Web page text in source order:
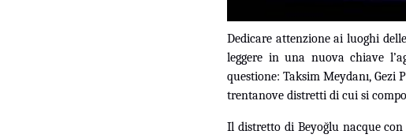
Dedicare attenzione ai luoghi
leggere in una nuova chiave
questione: Taksim Meydanı, Gezi
trentanove distretti di cui si
Il distretto di Beyoğlu nacque